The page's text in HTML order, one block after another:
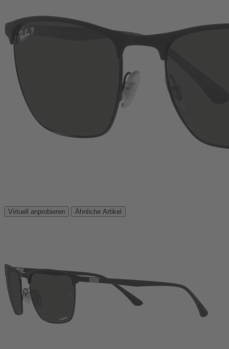
Virtuell anprobieren Ähnliche Artikel